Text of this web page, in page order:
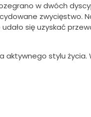
w dwóch
zwycięstwo.
się uzyskać
aktywnego stylu życia.